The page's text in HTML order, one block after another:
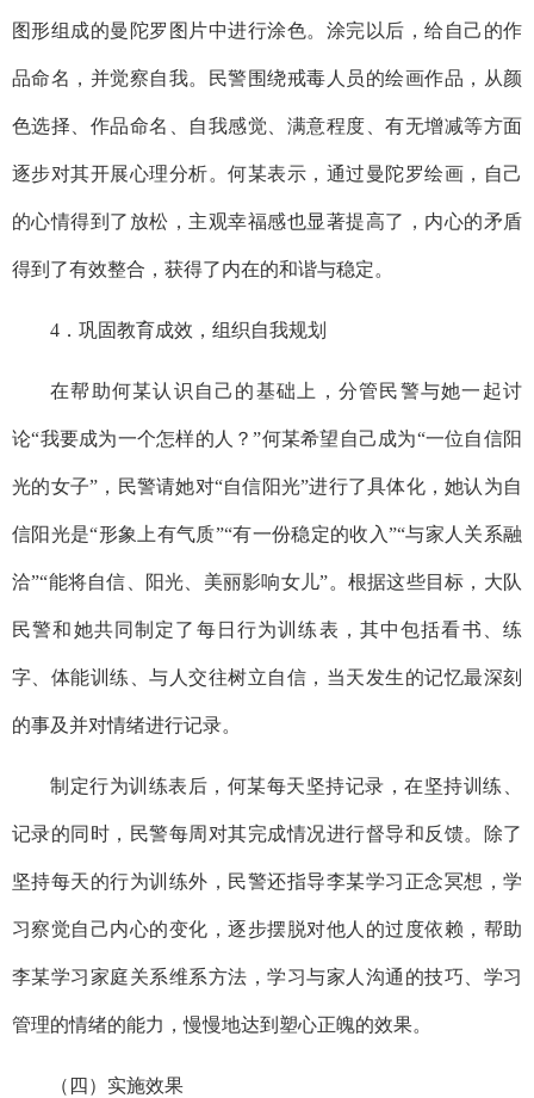
图形组成的曼陀罗图片中进行涂色。涂完以后，给自己的作
品命名，并觉察自我。民警围绕戒毒人员的绘画作品，从颜
色选择、作品命名、自我感觉、满意程度、有无增减等方面
逐步对其开展心理分析。何某表示，通过曼陀罗绘画，自己
的心情得到了放松，主观幸福感也显著提高了，内心的矛盾
得到了有效整合，获得了内在的和谐与稳定。
4．巩固教育成效，组织自我规划
在帮助何某认识自己的基础上，分管民警与她一起讨
论“我要成为一个怎样的人？”何某希望自己成为“一位自信阳
光的女子”，民警请她对“自信阳光”进行了具体化，她认为自
信阳光是“形象上有气质”“有一份稳定的收入”“与家人关系融
洽”“能将自信、阳光、美丽影响女儿”。根据这些目标，大队
民警和她共同制定了每日行为训练表，其中包括看书、练
字、体能训练、与人交往树立自信，当天发生的记忆最深刻
的事及并对情绪进行记录。
制定行为训练表后，何某每天坚持记录，在坚持训练、
记录的同时，民警每周对其完成情况进行督导和反馈。除了
坚持每天的行为训练外，民警还指导李某学习正念冥想，学
习察觉自己内心的变化，逐步摆脱对他人的过度依赖，帮助
李某学习家庭关系维系方法，学习与家人沟通的技巧、学习
管理的情绪的能力，慢慢地达到塑心正魄的效果。
（四）实施效果